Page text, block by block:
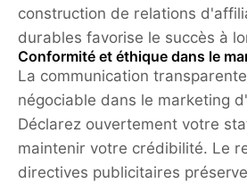
construction de relations
durables favorise le succès à
Conformité et éthique dans le
La communication
négociable dans le marketing
Déclarez ouvertement votre
maintenir votre crédibilité. Le
directives publicitaires